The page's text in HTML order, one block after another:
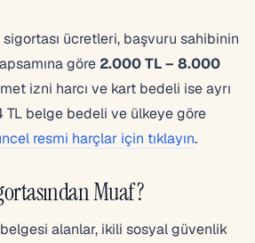
sigortası ücretleri, başvuru sahibinin
göre 2.000 TL – 8.000
izni harcı ve kart bedeli ise ayrı
TL belge bedeli ve ülkeye göre
resmi harçlar için tıklayın.
Muaf?
alanlar, ikili sosyal güvenlik